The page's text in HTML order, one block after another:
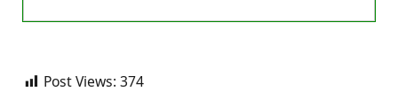
Post Views: 374